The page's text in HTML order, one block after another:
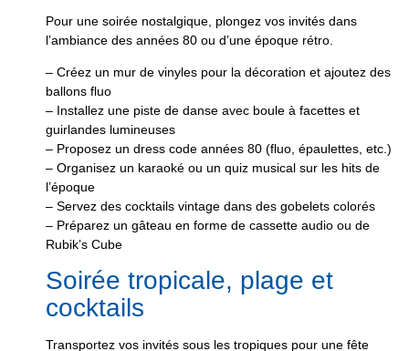
Pour une soirée nostalgique, plongez vos invités dans
l’ambiance des années 80 ou d’une époque rétro.
– Créez un mur de vinyles pour la décoration et ajoutez des
ballons fluo
– Installez une piste de danse avec boule à facettes et
guirlandes lumineuses
– Proposez un dress code années 80 (fluo, épaulettes, etc.)
– Organisez un karaoké ou un quiz musical sur les hits de
l’époque
– Servez des cocktails vintage dans des gobelets colorés
– Préparez un gâteau en forme de cassette audio ou de
Rubik’s Cube
Soirée tropicale, plage et
cocktails
Transportez vos invités sous les tropiques pour une fête